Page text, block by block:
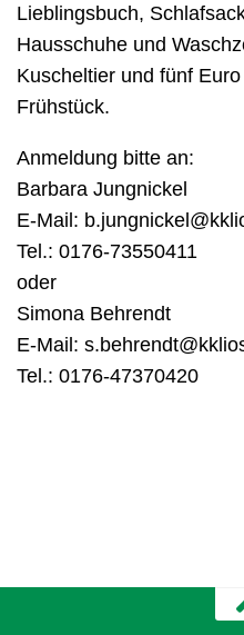
Lieblingsbuch,
Hausschuhe und
Kuscheltier und fünf
Frühstück.
Anmeldung bitte an:
Barbara Jungnickel
E-Mail:
Tel.: 0176-73550411
oder
Simona Behrendt
E-Mail:
Tel.: 0176-47370420